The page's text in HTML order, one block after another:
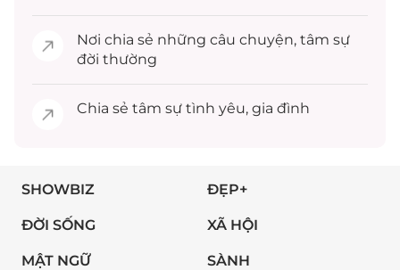
Nơi chia sẻ những câu chuyện, tâm sự
đời thường
Chia sẻ tâm sự tình yêu, gia đình
SHOWBIZ ĐẸP+
ĐỜI SỐNG XÃ HỘI
MẬT NGỮ SÀNH